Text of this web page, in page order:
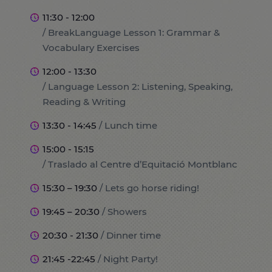
11:30 - 12:00
/ BreakLanguage Lesson 1: Grammar &
Vocabulary Exercises
12:00 - 13:30
/ Language Lesson 2: Listening, Speaking,
Reading & Writing
13:30 - 14:45 / Lunch time
15:00 - 15:15
/ Traslado al Centre d’Equitació Montblanc
15:30 – 19:30 / Lets go horse riding!
19:45 – 20:30 / Showers
20:30 - 21:30 / Dinner time
21:45 -22:45 / Night Party!